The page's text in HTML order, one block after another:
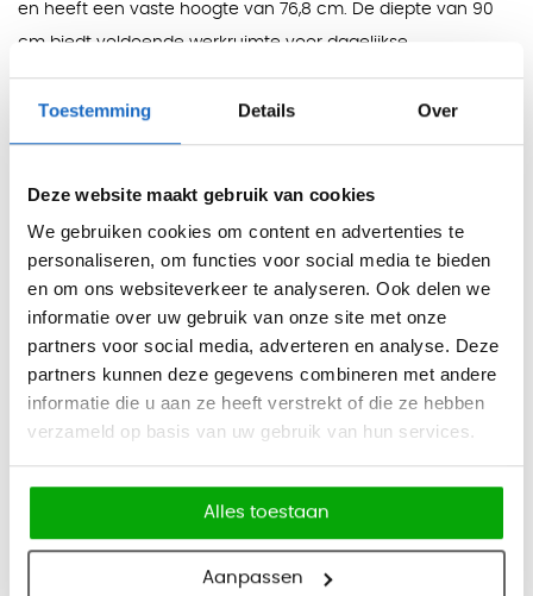
Toestemming Details Over
Deze website maakt gebruik van cookies
We gebruiken cookies om content en advertenties te
personaliseren, om functies voor social media te bieden
en om ons websiteverkeer te analyseren. Ook delen we
informatie over uw gebruik van onze site met onze
partners voor social media, adverteren en analyse. Deze
partners kunnen deze gegevens combineren met andere
informatie die u aan ze heeft verstrekt of die ze hebben
verzameld op basis van uw gebruik van hun services.
Alles toestaan
Aanpassen
en heeft een vaste hoogte van 76,8 cm. De diepte van 90
cm biedt voldoende werkruimte voor dagelijkse
werkzaamheden, documenten en kantoorapparatuur.
Het bureaublad is afgewerkt met een melamine toplaag.
eenvoudig schoon te maken, waardoor het bureau geschikt
De T45 is leverbaar in drie warme bladkleuren: licht walnoot,
elm en eucalyptus. Deze afwerkingen versterken de tijdloze
uitstraling en maken het bureau goed toepasbaar in
representatieve kantoorinterieurs.
Kleuren
Licht walnoot, elm en eucalyptus.
Totale afmeting: 180 x 90 cm
Totale afmeting: 200 x 90 cm